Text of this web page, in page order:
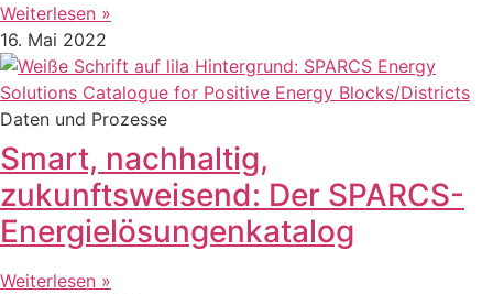
Weiterlesen »
16. Mai 2022
Daten und Prozesse
Smart, nachhaltig,
zukunftsweisend: Der SPARCS-
Energielösungenkatalog
Weiterlesen »